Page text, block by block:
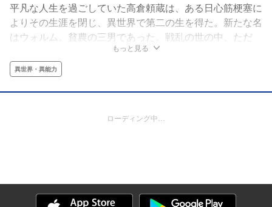
平凡な人生を過ごしていた高倉頼蔵は、ある日心筋梗塞に
よりその生涯を閉じ、異世界で第二の生を得た。新たな名
はウォルム。貧農の三男であった。戦乱の世の中、ただ
日々を食いつなぐためウォルムは一兵卒として戦争を仕事
にしていた。人の命が、塵芥よりも軽く扱われ失われてい
く戦場の中で血と泥にまみれながらもウォルムは強さを手
に入れていく。1つ戦場を生き延び、1人敵を殺す度、ウ
もっと見る
異世界・異能力
ローディング中…